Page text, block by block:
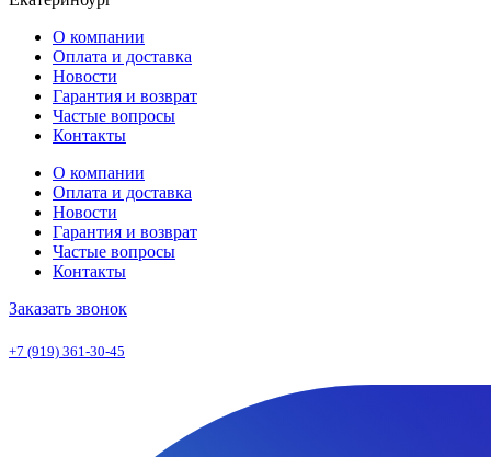
О компании
Оплата и доставка
Новости
Гарантия и возврат
Частые вопросы
Контакты
О компании
Оплата и доставка
Новости
Гарантия и возврат
Частые вопросы
Контакты
Заказать звонок
+7 (919) 361-30-45